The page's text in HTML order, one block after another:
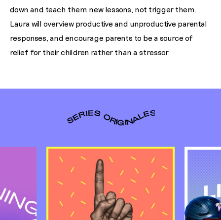
down and teach them new lessons, not trigger them.
Laura will overview productive and unproductive parental
responses, and encourage parents to be a source of
relief for their children rather than a stressor.
SERIES ORIGINALES